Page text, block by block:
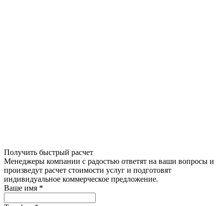
Получить быстрый расчет
Менеджеры компании с радостью ответят на ваши вопросы и
произведут расчет стоимости услуг и подготовят
индивидуальное коммерческое предложение.
Ваше имя *